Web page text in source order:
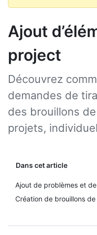
Ajout
project
Découvrez
demandes de
des brouillons
projets,
Dans cet article
Ajout de problèmes et
Création de brouillons